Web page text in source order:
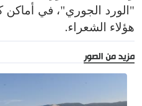
"الورد الجوري"، في أماكن
هؤلاء الشعراء.
مزيد من الصور